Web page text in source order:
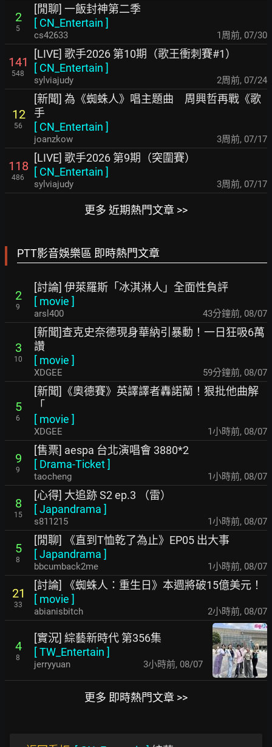
2
5
[閒聊] 一飯封神第二季
[ CN_Entertain ]
cs42633 1周前, 07/30
141
548
[LIVE] 歌手2026 第10期（歌王衝刺賽#1）
[ CN_Entertain ]
sylviajudy 2周前, 07/24
12
56
[新聞] 為《蜘蛛人》唱主題曲 周興哲再戰《歌
手
[ CN_Entertain ]
joanzkow 3周前, 07/17
118
486
[LIVE] 歌手2026 第9期（突圍賽）
[ CN_Entertain ]
sylviajudy 3周前, 07/17
更多 近期熱門文章 >>
PTT影音娛樂區 即時熱門文章
2
9
[討論] 伊萊羅斯「冰淇淋人」全面性負評
[ movie ]
arsl400 43分鐘前, 08/07
3
10
[新聞]查克史奈德現身華納引暴動！一日狂吸6萬
讚
[ movie ]
XDGEE 59分鐘前, 08/07
5
6
[新聞]《奧德賽》英譯譯者轟諾蘭！狠批他曲解
「
[ movie ]
XDGEE 1小時前, 08/07
9
9
[售票] aespa 台北演唱會 3880*2
[ Drama-Ticket]
taocheng 1小時前, 08/07
8
15
[心得] 大追跡 S2 ep.3 （雷）
[Japandrama ]
s811215 1小時前, 08/07
5
8
[閒聊] 《直到T恤乾了為止》EP05 出大事
[Japandrama ]
bbcumback2me 1小時前, 08/07
21
33
[討論] 《蜘蛛人：重生日》本週將破15億美元！
[ movie ]
abianisbitch 2小時前, 08/07
4
8
[實況] 綜藝新時代 第356集
[TW_Entertain ]
jerryyuan 3小時前, 08/07
更多 即時熱門文章 >>